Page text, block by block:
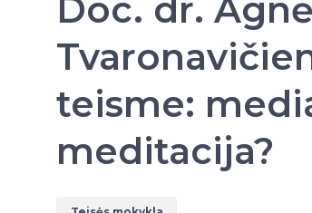
Doc. dr. Agnė
teisme:
meditacija?